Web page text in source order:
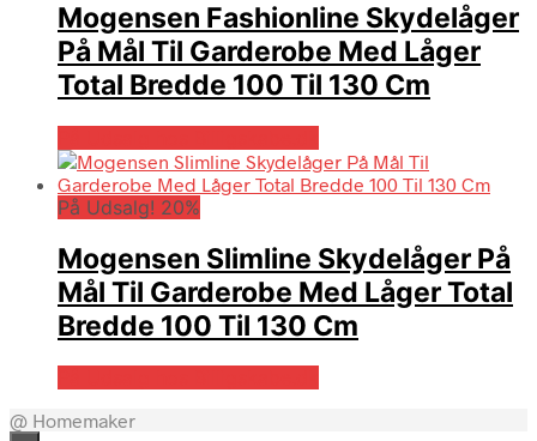
Mogensen Fashionline Skydelåger
På Mål Til Garderobe Med Låger
Total Bredde 100 Til 130 Cm
På Udsalg! 20%
Mogensen Slimline Skydelåger På
Mål Til Garderobe Med Låger Total
Bredde 100 Til 130 Cm
@ Homemaker